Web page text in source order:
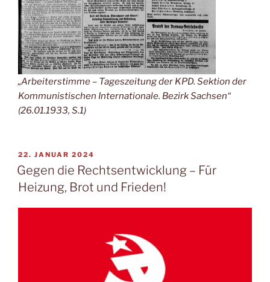
„Arbeiterstimme – Tageszeitung der KPD. Sektion der
Kommunistischen Internationale. Bezirk Sachsen“
(26.01.1933, S.1)
22. JANUAR 2024
Gegen die Rechtsentwicklung – Für
Heizung, Brot und Frieden!